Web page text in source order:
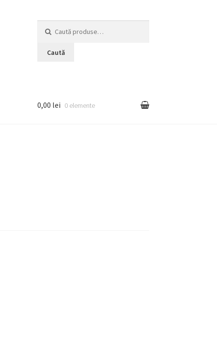
după:
Caută
0,00 lei 0 elemente